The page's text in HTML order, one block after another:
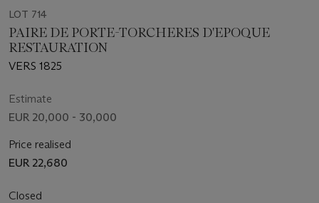
LOT 714
PAIRE DE PORTE-TORCHERES D'EPOQUE
RESTAURATION
VERS 1825
Estimate
EUR 20,000 - 30,000
Price realised
EUR 22,680
Closed